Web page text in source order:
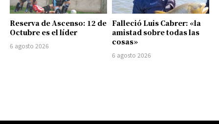
Reserva de Ascenso: 12 de
Octubre es el líder
6 agosto 2026
Falleció Luis Cabrer: «la
amistad sobre todas las
cosas»
6 agosto 2026